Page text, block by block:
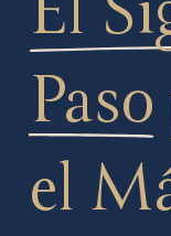
Paso
el